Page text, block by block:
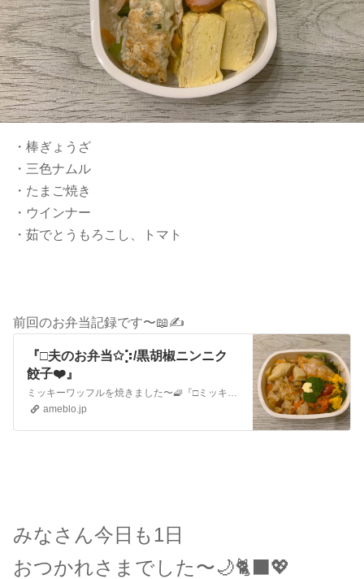
・棒ぎょうざ
・三色ナムル
・たまご焼き
・ウインナー
・茹でとうもろこし、トマト
前回のお弁当記録です〜📖✍️
『□夫のお弁当✩︎⡱/黒胡椒ニンニク
餃子❤️』
ミッキーワッフルを焼きました〜🧇『□ミッキーワッフル✩︎⡱/夏ドラマ感想❤️』禰󠄀豆子になれるキャンディ💓『□長女、禰豆子になる✩︎⡱』3連休は夏やしいことし…
ameblo.jp
みなさん今日も1日
おつかれさまでした〜🌙🐈‍⬛💖